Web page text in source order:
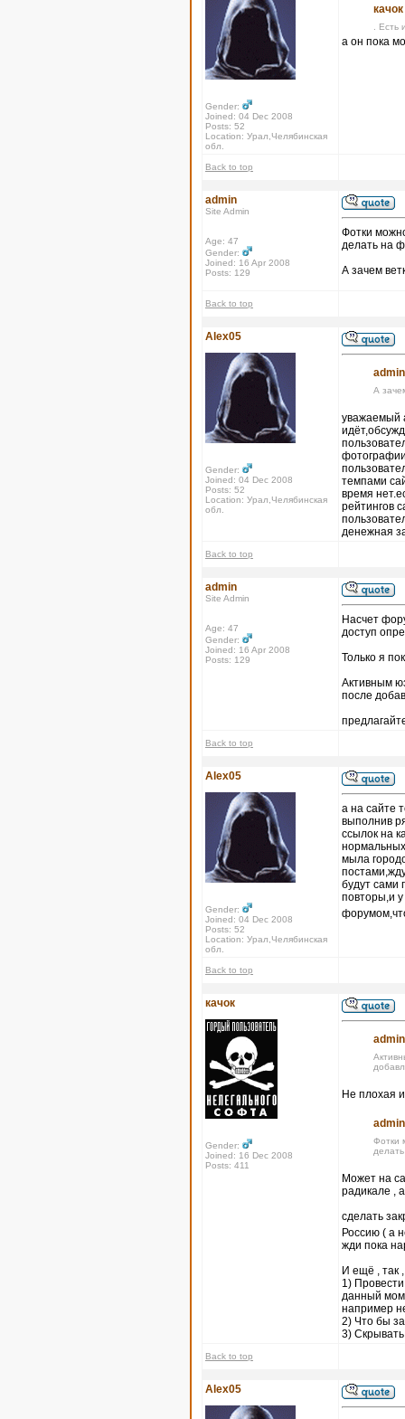
Gender:
Joined: 04 Dec 2008
Posts: 52
Location: Урал,Челябинская
обл.
.
а он пока
Back to top
admin
Site Admin
Age: 47
Gender:
Joined: 16 Apr 2008
Posts: 129
Фотки
делать на
А зачем
Back to top
Alex05
Gender:
Joined: 04 Dec 2008
Posts: 52
Location: Урал,Челябинская
обл.
А
уважаемый
темпами
время
рейтингов
денежная
Back to top
admin
Site Admin
Age: 47
Gender:
Joined: 16 Apr 2008
Posts: 129
Насчет
доступ
Только я
Активным
после
Back to top
Alex05
Gender:
Joined: 04 Dec 2008
Posts: 52
Location: Урал,Челябинская
обл.
а на сайте
выполнив
ссылок на
мыла
будут сами
повторы,и
Back to top
качок
Gender:
Joined: 16 Dec 2008
Posts: 411
Не плохая
Фотки
Может на
радикале ,
сделать
Россию ( а
жди пока
И ещё , так
1)
данный
например
2) Что бы
3)
Back to top
Alex05